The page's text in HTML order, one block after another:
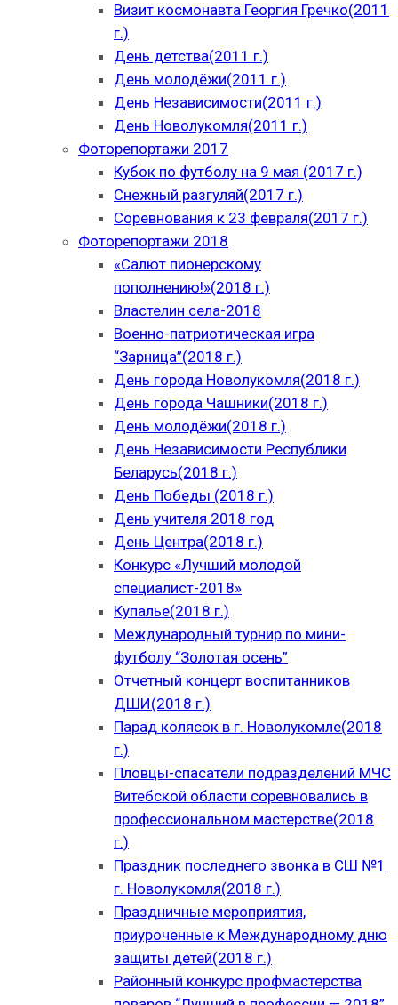
Визит космонавта Георгия Гречко(2011
г.)
День детства(2011 г.)
День молодёжи(2011 г.)
День Независимости(2011 г.)
День Новолукомля(2011 г.)
Фоторепортажи 2017
Кубок по футболу на 9 мая (2017 г.)
Снежный разгуляй(2017 г.)
Соревнования к 23 февраля(2017 г.)
Фоторепортажи 2018
«Салют пионерскому
пополнению!»(2018 г.)
Властелин села-2018
Военно-патриотическая игра
“Зарница”(2018 г.)
День города Новолукомля(2018 г.)
День города Чашники(2018 г.)
День молодёжи(2018 г.)
День Независимости Республики
Беларусь(2018 г.)
День Победы (2018 г.)
День учителя 2018 год
День Центра(2018 г.)
Конкурс «Лучший молодой
специалист-2018»
Купалье(2018 г.)
Международный турнир по мини-
футболу “Золотая осень”
Отчетный концерт воспитанников
ДШИ(2018 г.)
Парад колясок в г. Новолукомле(2018
г.)
Пловцы-спасатели подразделений МЧС
Витебской области соревновались в
профессиональном мастерстве(2018
г.)
Праздник последнего звонка в СШ №1
г. Новолукомля(2018 г.)
Праздничные мероприятия,
приуроченные к Международному дню
защиты детей(2018 г.)
Районный конкурс профмастерства